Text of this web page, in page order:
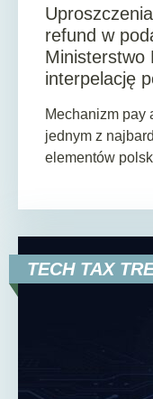
refund w
Ministerstwo
interpelację
Mechanizm pay
jednym z
elementów
TECH TAX